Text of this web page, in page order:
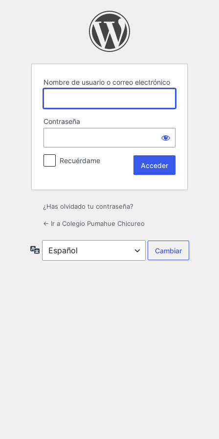
Nombre de usuario o correo electrónico
Contraseña
Recuérdame
¿Has olvidado tu contraseña?
← Ir a Colegio Pumahue Chicureo
Idioma